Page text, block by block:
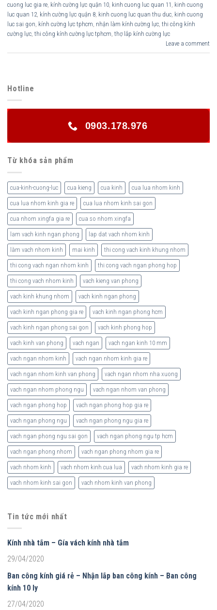
cuong luc gia re kính cường lực quận 10 kinh cuong luc quan 11 kinh cuong
luc quan 12 kính cường lực quận 8 kinh cuong luc quan thu duc kinh cuong
luc sai gon kính cường lực tphcm nhận làm kính cường lực thi công kính
cường lực thi công kính cường lực tphcm thợ lắp kính cường lực
Leave a comment
Hotline
0903.178.976
Từ khóa sản phẩm
cua-kinh-cuong-luc cua kieng cua kinh cua lua nhom kinh
cua lua nhom kinh gia re cua lua nhom kinh sai gon
cua nhom xingfa gia re cua so nhom xingfa
lam vach kinh ngan phong lap dat vach nhom kinh
làm vach nhom kinh mai kinh thi cong vach kinh khung nhom
thi cong vach ngan nhom kinh thi cong vach ngan phong hop
thi cong vach nhom kinh vach kieng van phong
vach kinh khung nhom vach kinh ngan phong
vach kinh ngan phong gia re vach kinh ngan phong hcm
vach kinh ngan phong sai gon vach kinh phong hop
vach kinh van phong vach ngan vach ngan kinh 10 mm
vach ngan nhom kinh vach ngan nhom kinh gia re
vach ngan nhom kinh van phong vach ngan nhom nha xuong
vach ngan nhom phong ngu vach ngan nhom van phong
vach ngan phong hop vach ngan phong hop gia re
vach ngan phong ngu vach ngan phong ngu gia re
vach ngan phong ngu sai gon vach ngan phong ngu tp hcm
vach ngan phong nhom vach ngan phong nhom gia re
vach nhom kinh vach nhom kinh cua lua vach nhom kinh gia re
vach nhom kinh sai gon vach nhom kinh van phong
Tin tức mới nhất
Kính nhà tắm – Gía vách kính nhà tắm
29/04/2020
Ban công kính giá rẻ – Nhận lắp ban công kính – Ban công
kính 10 ly
27/04/2020